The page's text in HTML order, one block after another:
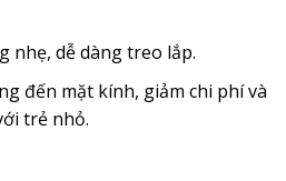
nhẹ, dễ dàng treo lắp.
đến mặt kính, giảm chi phí và
trẻ nhỏ.